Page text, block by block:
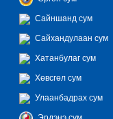
Сайншанд сум
Сайхандулаан сум
Хатанбулаг сум
Хөвсгөл сум
Улаанбадрах сум